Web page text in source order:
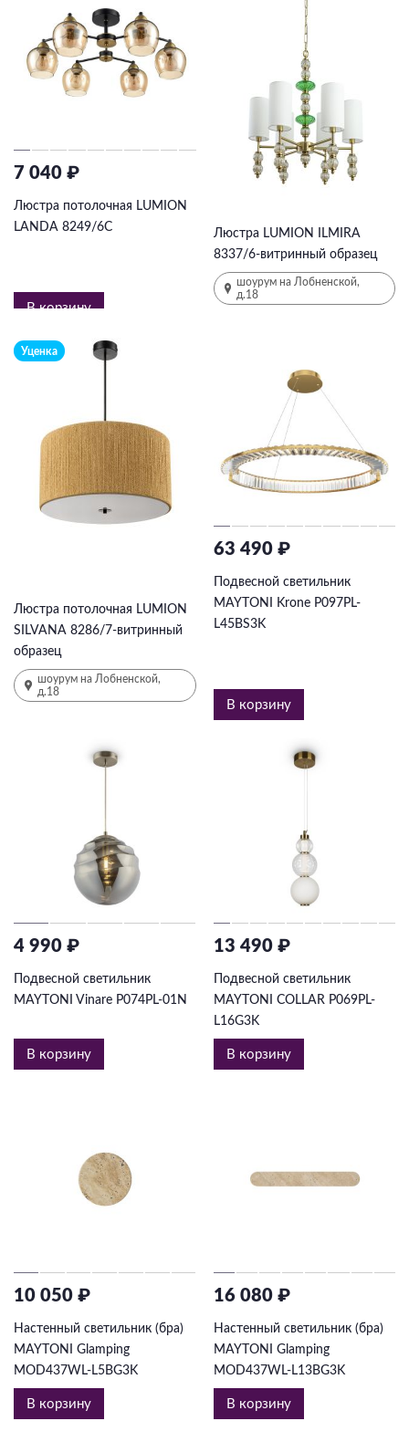
7 040 ₽
Люстра потолочная LUMION
LANDA 8249/6C
В корзину
Люстра LUMION ILMIRA
8337/6-витринный образец
шоурум на Лобненской,
д.18
Уценка
Люстра потолочная LUMION
SILVANA 8286/7-витринный
образец
шоурум на Лобненской,
д.18
63 490 ₽
Подвесной светильник
MAYTONI Krone P097PL-
L45BS3K
В корзину
4 990 ₽
Подвесной светильник
MAYTONI Vinare P074PL-01N
В корзину
13 490 ₽
Подвесной светильник
MAYTONI COLLAR P069PL-
L16G3K
В корзину
10 050 ₽
Настенный светильник (бра)
MAYTONI Glamping
MOD437WL-L5BG3K
В корзину
16 080 ₽
Настенный светильник (бра)
MAYTONI Glamping
MOD437WL-L13BG3K
В корзину